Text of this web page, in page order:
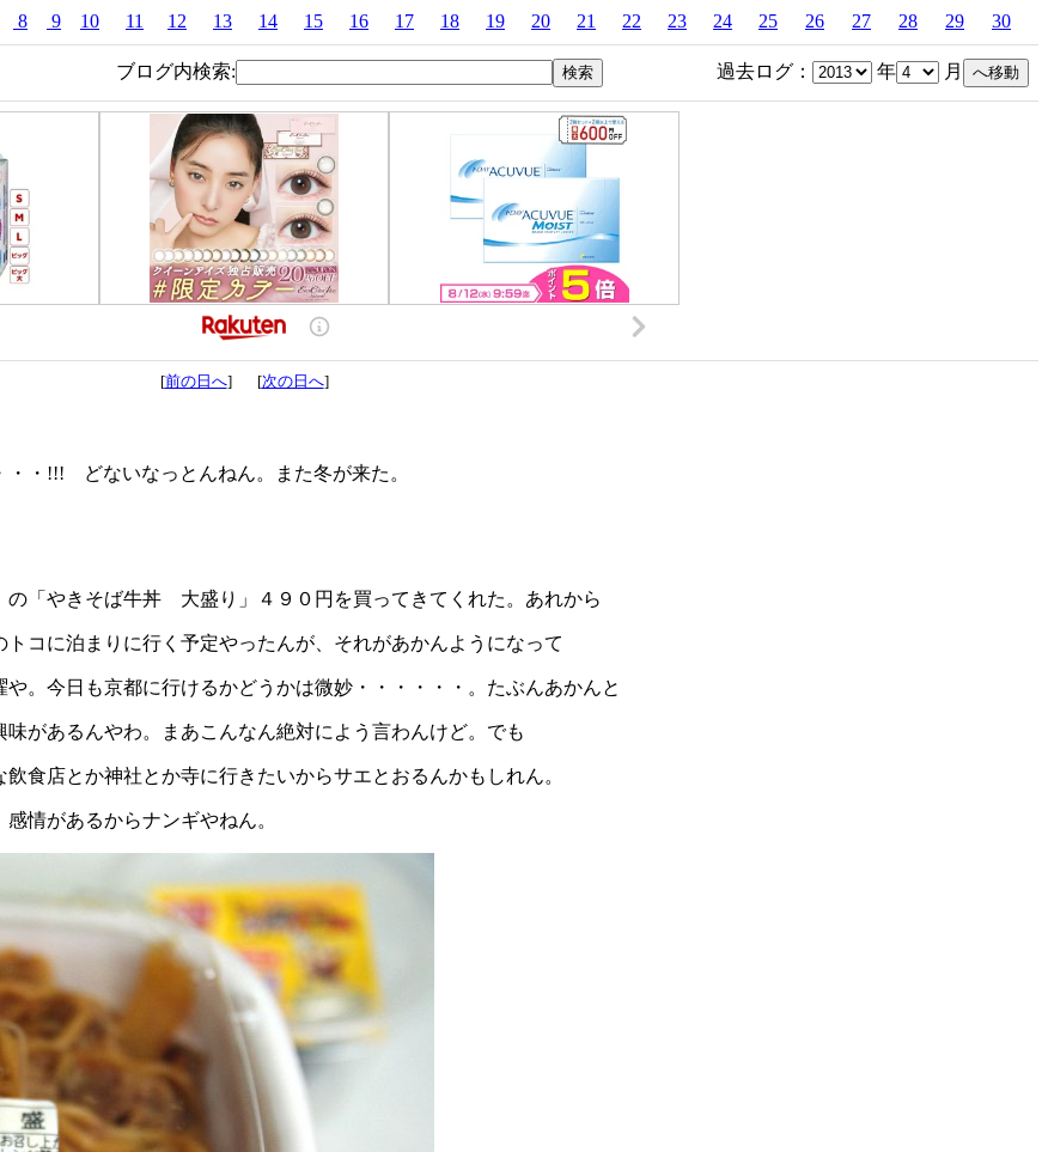
8 9 10 11 12 13 14 15 16 17 18 19 20 21 22 23 24 25 26 27 28 29 30
ブログ内検索: 過去ログ： 年 月
[前の日へ] [次の日へ]
・!!! どないなっとんねん。また冬が来た。
「やきそば牛丼 大盛り」４９０円を買ってきてくれた。あれから
コに泊まりに行く予定やったんが、それがあかんようになって
。今日も京都に行けるかどうかは微妙・・・・・・。たぶんあかんと
があるんやわ。まあこんなん絶対によう言わんけど。でも
食店とか神社とか寺に行きたいからサエとおるんかもしれん。
情があるからナンギやねん。